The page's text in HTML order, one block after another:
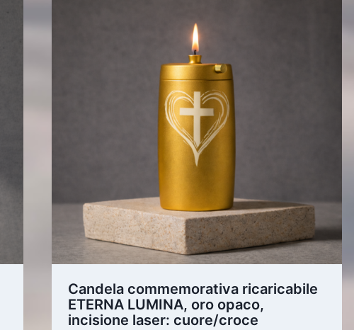
Candela commemorativa ricaricabile
ETERNA LUMINA, oro opaco,
incisione laser: cuore/croce